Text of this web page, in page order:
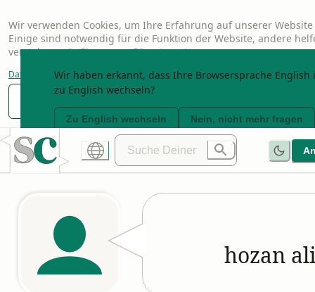
Wir verwenden Cookies, um Ihre Erfahrung auf unserer
Einige sind notwendig für die Funktion der Website, andere
verstehen, wie Sie unsere Dienste nutzen.
DatenschutzerklärungWir haben erkannt, dass Ihre Browsersprache English
zu English wechseln?
Zu English wechseln Nein, nicht mehr fragen
hozan